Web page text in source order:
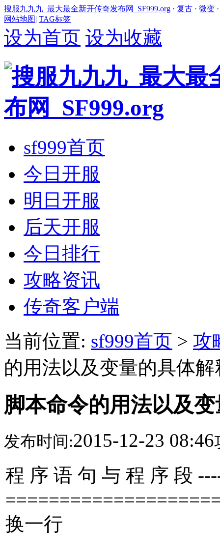
搜服九九九_最大最全新开传奇发布网_SF999.org · 复古 · 微变
网站地图| TAG标签
设为首页 设为收藏
sf999首页
今日开服
明日开服
后天开服
今日排行
攻略资讯
传奇客户端
当前位置: sf999首页 > 攻
的用法以及变量的具体解
脚本命令的用法以及
发布时间:2015-12-23 08:46
程 序 语 句 与 程 序 段
换一行